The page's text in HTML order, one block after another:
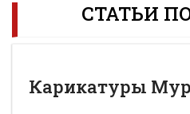
СТАТЬИ
Карикатуры